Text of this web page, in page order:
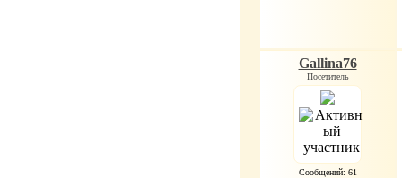
Gallina76
Посетитель
Сообщений: 61